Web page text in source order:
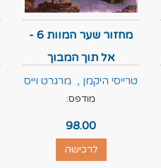
מחזור שער המוות 6 -
אל תוך המבוך
טרייסי היקמן , מרגרט וייס
מודפס:
98.00
לרכישה